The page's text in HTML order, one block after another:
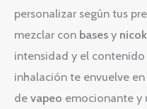
personalizar según tus
mezclar con bases y
intensidad y el
inhalación te envuelve
de vapeo emocionante y